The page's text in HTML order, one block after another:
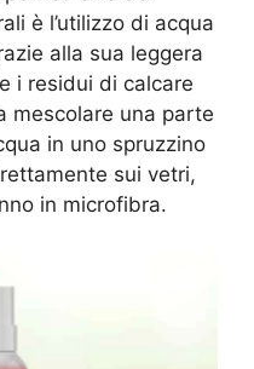
è l’utilizzo di acqua
alla sua leggera
i residui di calcare
mescolare una parte
in uno spruzzino
sui vetri,
in microfibra.